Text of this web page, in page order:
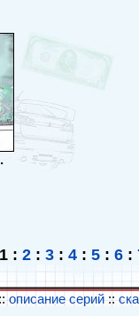
1 : 2 : 3 : 4 : 5 : 6 :
описание серий::